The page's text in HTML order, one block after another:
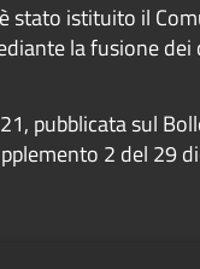
stato istituito il
la fusione
pubblicata sul
2 del 29